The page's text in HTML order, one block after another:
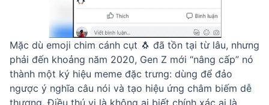
Mặc dù emoji chim cánh cụt 🐧 đã tồn tại từ lâu, nhưng
phải đến khoảng năm 2020, Gen Z mới “nâng cấp” nó
thành một ký hiệu meme đặc trưng: dùng để đảo
ngược ý nghĩa câu nói và tạo hiệu ứng châm biếm dễ
thương. Điều thú vị là không ai biết chính xác ai là